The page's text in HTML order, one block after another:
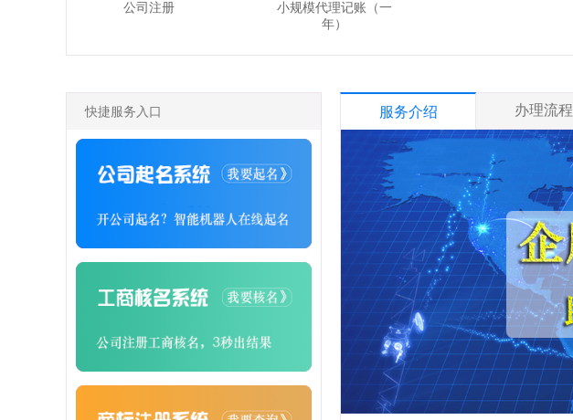
公司注册
小规模代理记账（一
年）
快捷服务入口 服务介绍 办理流程